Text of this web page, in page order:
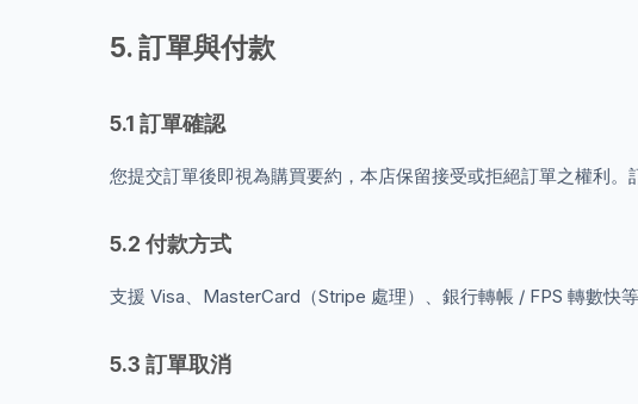
5. 訂單與付款
5.1 訂單確認
您提交訂單後即視為購買要約，本店保留接受或拒絕訂單之權利
5.2 付款方式
支援 Visa、MasterCard（Stripe 處理）、銀行轉帳 / FPS 轉數快
5.3 訂單取消